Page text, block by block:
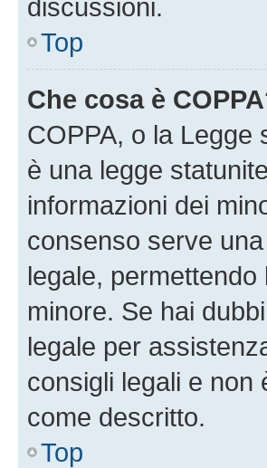
discussioni.
Top
Che cosa è
COPPA, o la Legge
è una legge
informazioni dei
consenso serve
legale,
minore. Se hai
legale per
consigli legali e non
come descritto.
Top